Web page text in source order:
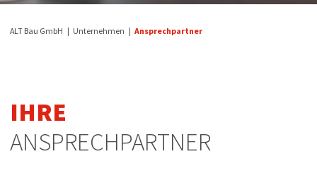
ALT Bau GmbH Unternehmen Ansprechpartner
IHRE
ANSPRECHPARTNER